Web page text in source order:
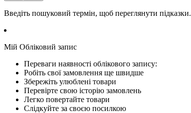
Введіть пошуковий термін, щоб переглянути підказки.
Мій Обліковий запис
Переваги наявності облікового запису:
Робіть свої замовлення ще швидше
Збережіть улюблені товари
Перевірте свою історію замовлень
Легко повертайте товари
Слідкуйте за своєю посилкою